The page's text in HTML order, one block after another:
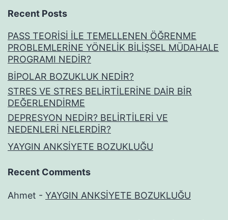
Recent Posts
PASS TEORİSİ İLE TEMELLENEN ÖĞRENME
PROBLEMLERİNE YÖNELİK BİLİŞSEL MÜDAHALE
PROGRAMI NEDİR?
BİPOLAR BOZUKLUK NEDİR?
STRES VE STRES BELİRTİLERİNE DAİR BİR
DEĞERLENDİRME
DEPRESYON NEDİR? BELİRTİLERİ VE
NEDENLERİ NELERDİR?
YAYGIN ANKSİYETE BOZUKLUĞU
Recent Comments
Ahmet - YAYGIN ANKSİYETE BOZUKLUĞU